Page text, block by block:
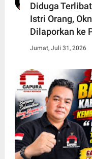
Diduga
Istri Orang,
Dilaporkan ke
Jumat, Juli 31, 2026